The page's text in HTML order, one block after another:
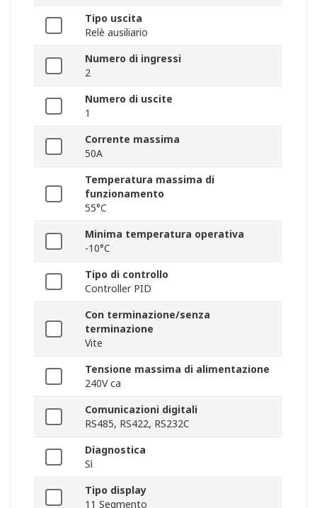
Tipo uscita
Relè ausiliario
Numero di ingressi
2
Numero di uscite
1
Corrente massima
50A
Temperatura massima di
funzionamento
55°C
Minima temperatura operativa
-10°C
Tipo di controllo
Controller PID
Con terminazione/senza
terminazione
Vite
Tensione massima di alimentazione
240V ca
Comunicazioni digitali
RS485, RS422, RS232C
Diagnostica
Sì
Tipo display
11 Segmento